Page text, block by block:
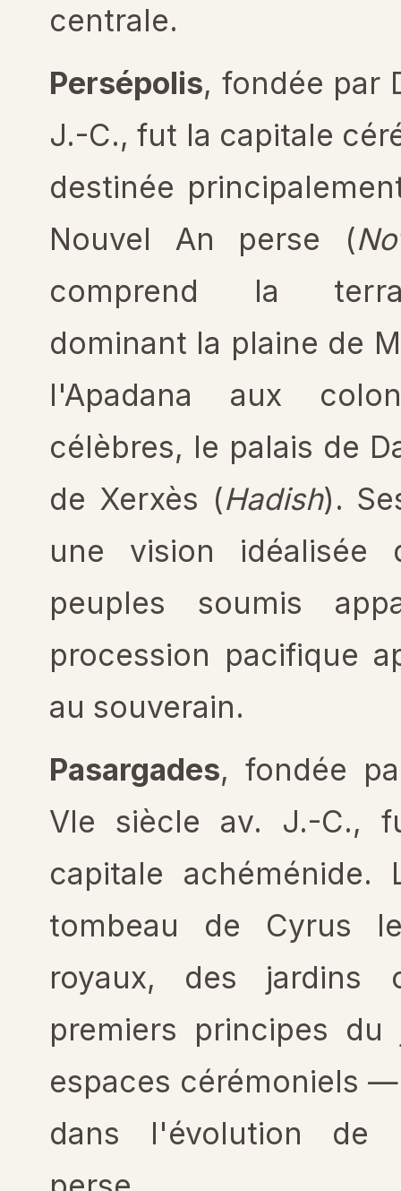
centrale.
Persépolis, fondée par
J.-C., fut la capitale
destinée
Nouvel An perse (
comprend la
dominant la plaine de
l'Apadana aux
célèbres, le palais de
de Xerxès (Hadish).
une vision
peuples soumis
procession pacifique
au souverain.
Pasargades, fondée
VIe siècle av. J.-C.,
capitale
tombeau de Cyrus
royaux, des jardins
premiers principes
espaces cérémoniels
dans l'évolution de